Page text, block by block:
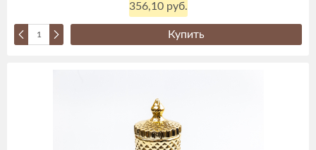
356,10 руб.
Купить